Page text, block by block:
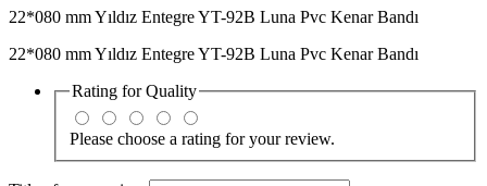
22*080 mm Yıldız Entegre YT-92B Luna Pvc Kenar Bandı
22*080 mm Yıldız Entegre YT-92B Luna Pvc Kenar Bandı
Rating forQuality
Please choose a rating for your review.